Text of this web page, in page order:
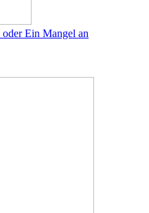
Ein Mangel an